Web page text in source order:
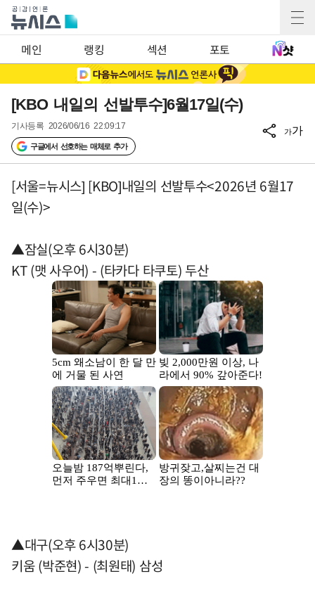
메인 랭킹 섹션 포토
[KBO 내일의 선발투수]6월17일(수)
기사등록 2026/06/16 22:09:17
구글에서 선호하는 매체로 추가
가가
[서울=뉴시스] [KBO]내일의 선발투수<2026년 6월17
일(수)>
▲잠실(오후 6시30분)
KT (맷 사우어) - (타카다 타쿠토) 두산
▲대구(오후 6시30분)
키움 (박준현) - (최원태) 삼성